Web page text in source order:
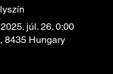
júl. 26. 0:00
8435 Hungary